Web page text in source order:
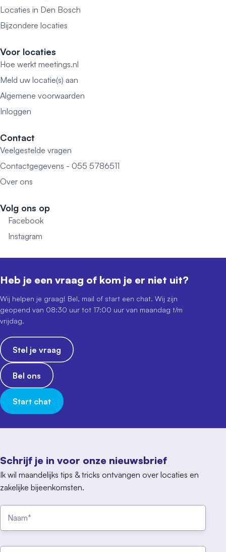
Locaties in Den Bosch
Bijzondere locaties
Voor locaties
Hoe werkt meetings.nl
Meld uw locatie(s) aan
Algemene voorwaarden
Inloggen
Contact
Veelgestelde vragen
Contactgegevens - 055 5786511
Over ons
Volg ons op
Facebook
Instagram
Schrijf je in voor onze nieuwsbrief
Ik wil maandelijks tips & tricks ontvangen over locaties en
zakelijke bijeenkomsten.
Heb je een vraag of kom je er niet uit?
Wij helpen je graag! Bel, mail of start een chat. Wij zijn
geopend van 08:30 uur tot 17:00 uur van maandag t/m
vrijdag.
Stel je vraag
Bel ons
Start chat